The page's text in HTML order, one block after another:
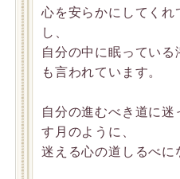
心を安らかにしてくれ
し、
自分の中に眠っている
も言われています。
自分の進むべき道に
す月のように、
迷える心の道しるべに